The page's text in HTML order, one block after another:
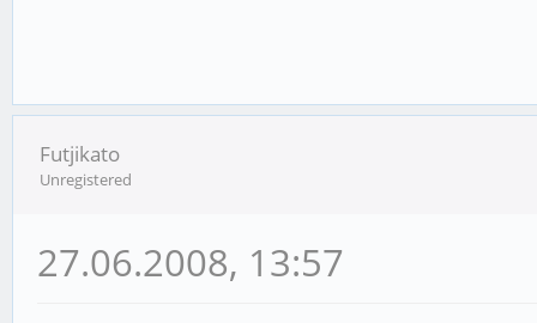
Futjikato
Unregistered
27.06.2008, 13:57